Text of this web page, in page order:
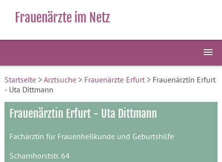
Frauenärzte im Netz
Startseite>Arztsuche> Frauenärzte Erfurt> Frauenärztin Erfurt
- Uta Dittmann
Frauenärztin Erfurt - Uta Dittmann
Fachärztin für Frauenheilkunde und Geburtshilfe
Scharnhorststr. 64